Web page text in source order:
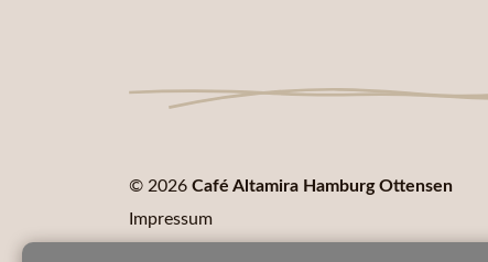
© 2026 Café Altamira Hamburg Ottensen
Impressum